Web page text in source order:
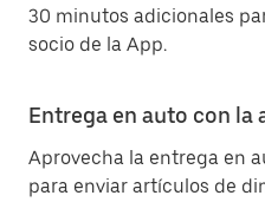
30 minutos adicionales
socio de la App.
Entrega en auto con la
Aprovecha la entrega en
para enviar artículos de